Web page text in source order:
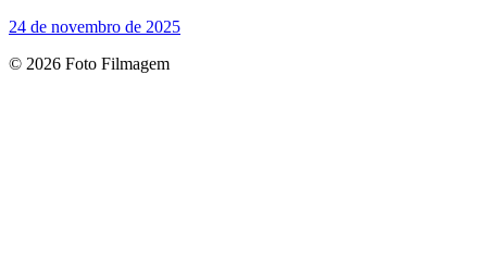
24 de novembro de 2025
© 2026 Foto Filmagem